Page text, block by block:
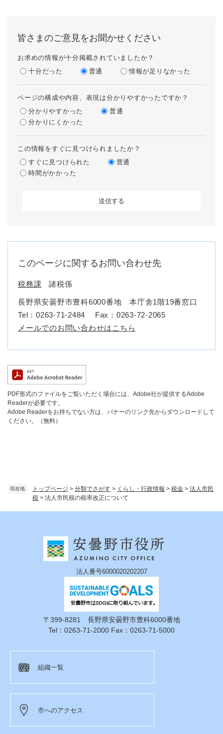
現在地 トップページ > 分類でさがす > くらし・行政情報 > 税金 > 法人市民
税 > 法人市民税の税率改正について
皆さまのご意見をお聞かせください
お求めの情報が十分掲載されていましたか？
十分だった
普通 情報が足りなかった
ページの構成や内容、表現は分かりやすかったですか？
分かりやすかった
普通
分かりにくかった
この情報をすぐに見つけられましたか？
すぐに見つけられた
普通
時間がかかった
このページに関するお問い合わせ先
税務課 諸税係
長野県安曇野市豊科6000番地 本庁舎1階19番窓口
Tel：0263-71-2484
Fax：0263-72-2065
メールでのお問い合わせはこちら
PDF形式のファイルをご覧いただく場合には、Adobe社が提供するAdobe
Readerが必要です。
Adobe Readerをお持ちでない方は、バナーのリンク先からダウンロードして
ください。（無料）
法人番号6000020202207
〒399-8281 長野県安曇野市豊科6000番地
Tel：0263-71-2000 Fax：0263-71-5000
組織一覧
市へのアクセス